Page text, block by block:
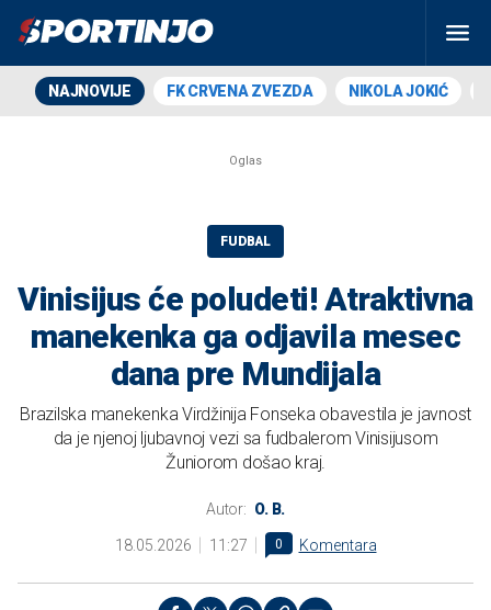
NAJNOVIJE FK CRVENA ZVEZDA NIKOLA JOKIĆ
FUDBAL
Vinisijus će poludeti! Atraktivna
manekenka ga odjavila mesec
dana pre Mundijala
Brazilska manekenka Virdžinija Fonseka obavestila je javnost
da je njenoj ljubavnoj vezi sa fudbalerom Vinisijusom
Žuniorom došao kraj.
Autor: O. B.
18.05.2026 11:27 0 Komentara